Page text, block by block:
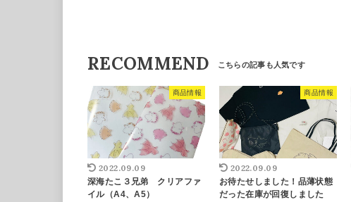
RECOMMEND
商品情報
2022.09.09
深海たこ３兄弟 クリアファ
イル（A4、A5）
商品情報
2022.09.09
お待たせしました！品薄状態
だった在庫が回復しました